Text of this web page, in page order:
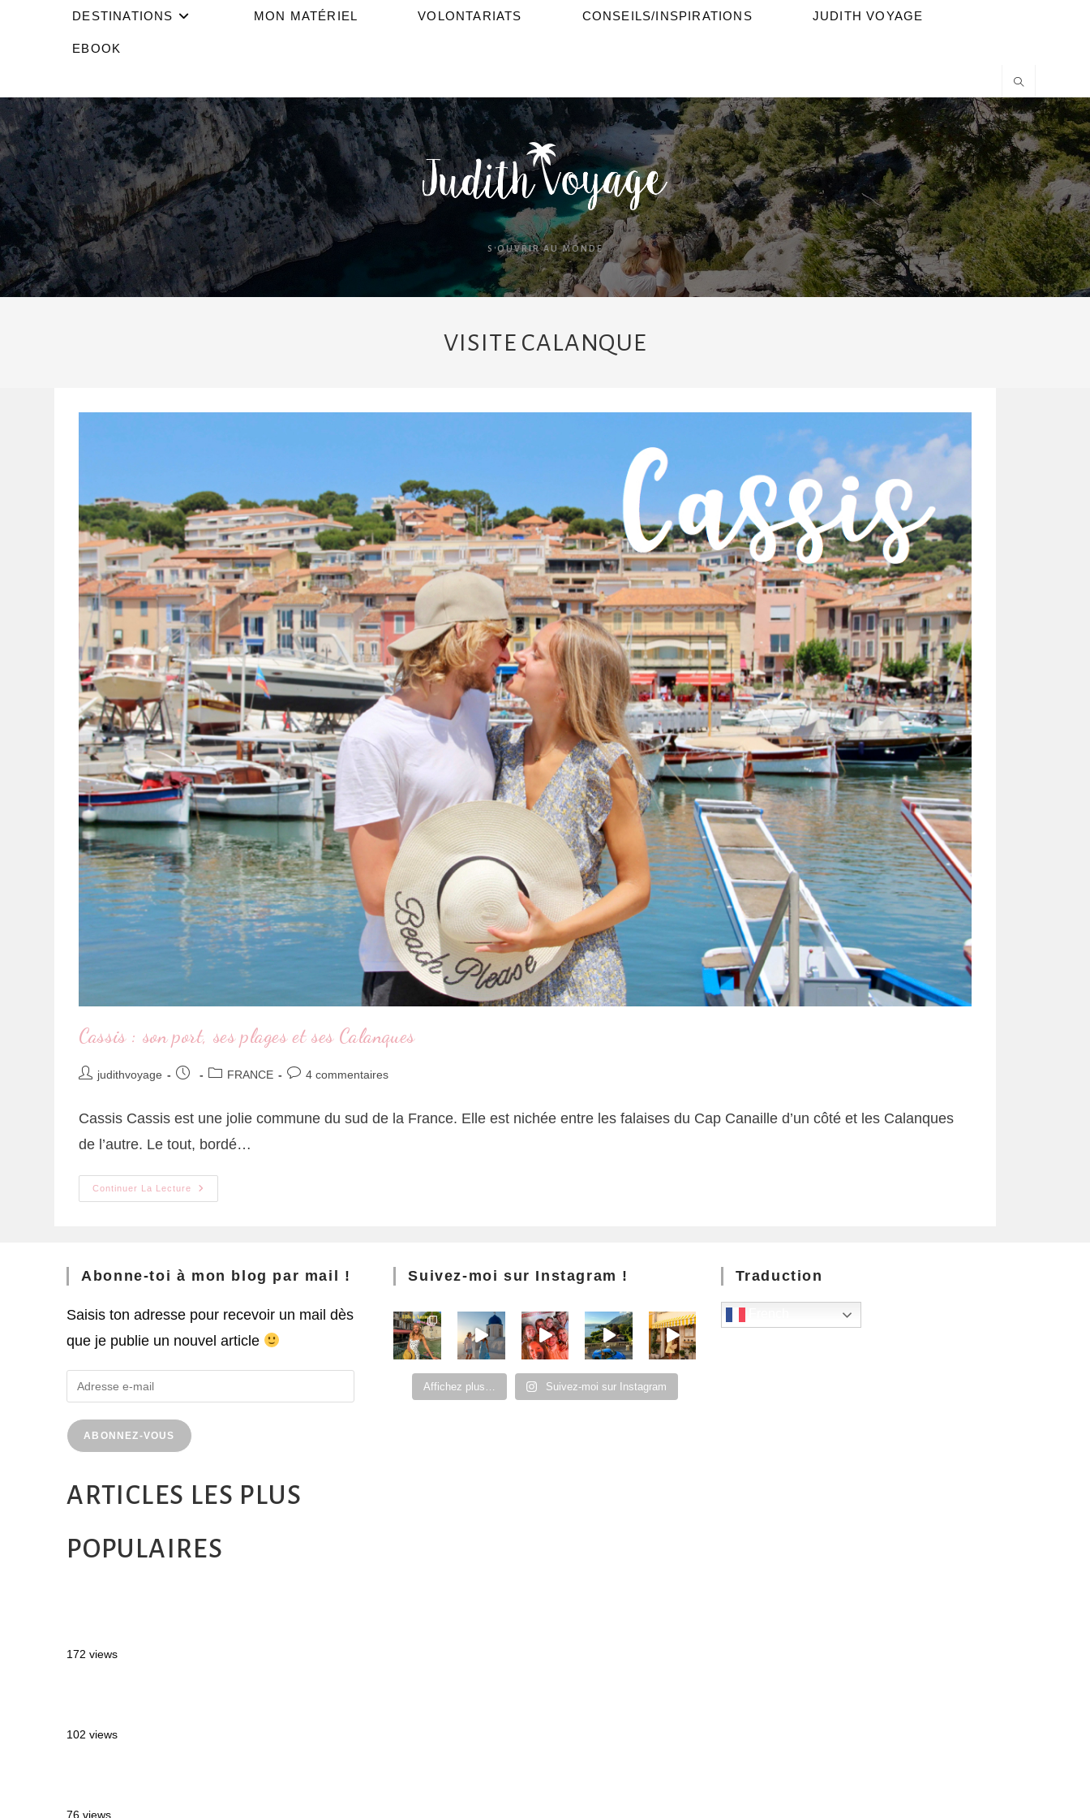
DESTINATIONS MON MATÉRIEL VOLONTARIATS CONSEILS/INSPIRATIONS JUDITH VOYAGE
EBOOK
S'OUVRIR AU MONDE
VISITE CALANQUE
Cassis : son port, ses plages et ses Calanques
judithvoyage FRANCE 4 commentaires
Cassis Cassis est une jolie commune du sud de la France. Elle est nichée entre les falaises du Cap Canaille d’un côté et les Calanques
de l’autre. Le tout, bordé…
Continuer La Lecture
Abonne-toi à mon blog par mail !
Saisis ton adresse pour recevoir un mail dès
que je publie un nouvel article
ABONNEZ-VOUS
ARTICLES LES PLUS
POPULAIRES
172 views
102 views
76 views
Suivez-moi sur Instagram !
Affichez plus… Suivez-moi sur Instagram
Traduction